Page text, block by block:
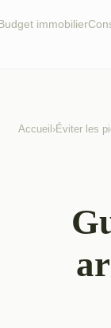
immobilier
Accueil ›Éviter les